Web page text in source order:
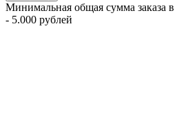
Минимальная общая сумма заказа
- 5.000 рублей